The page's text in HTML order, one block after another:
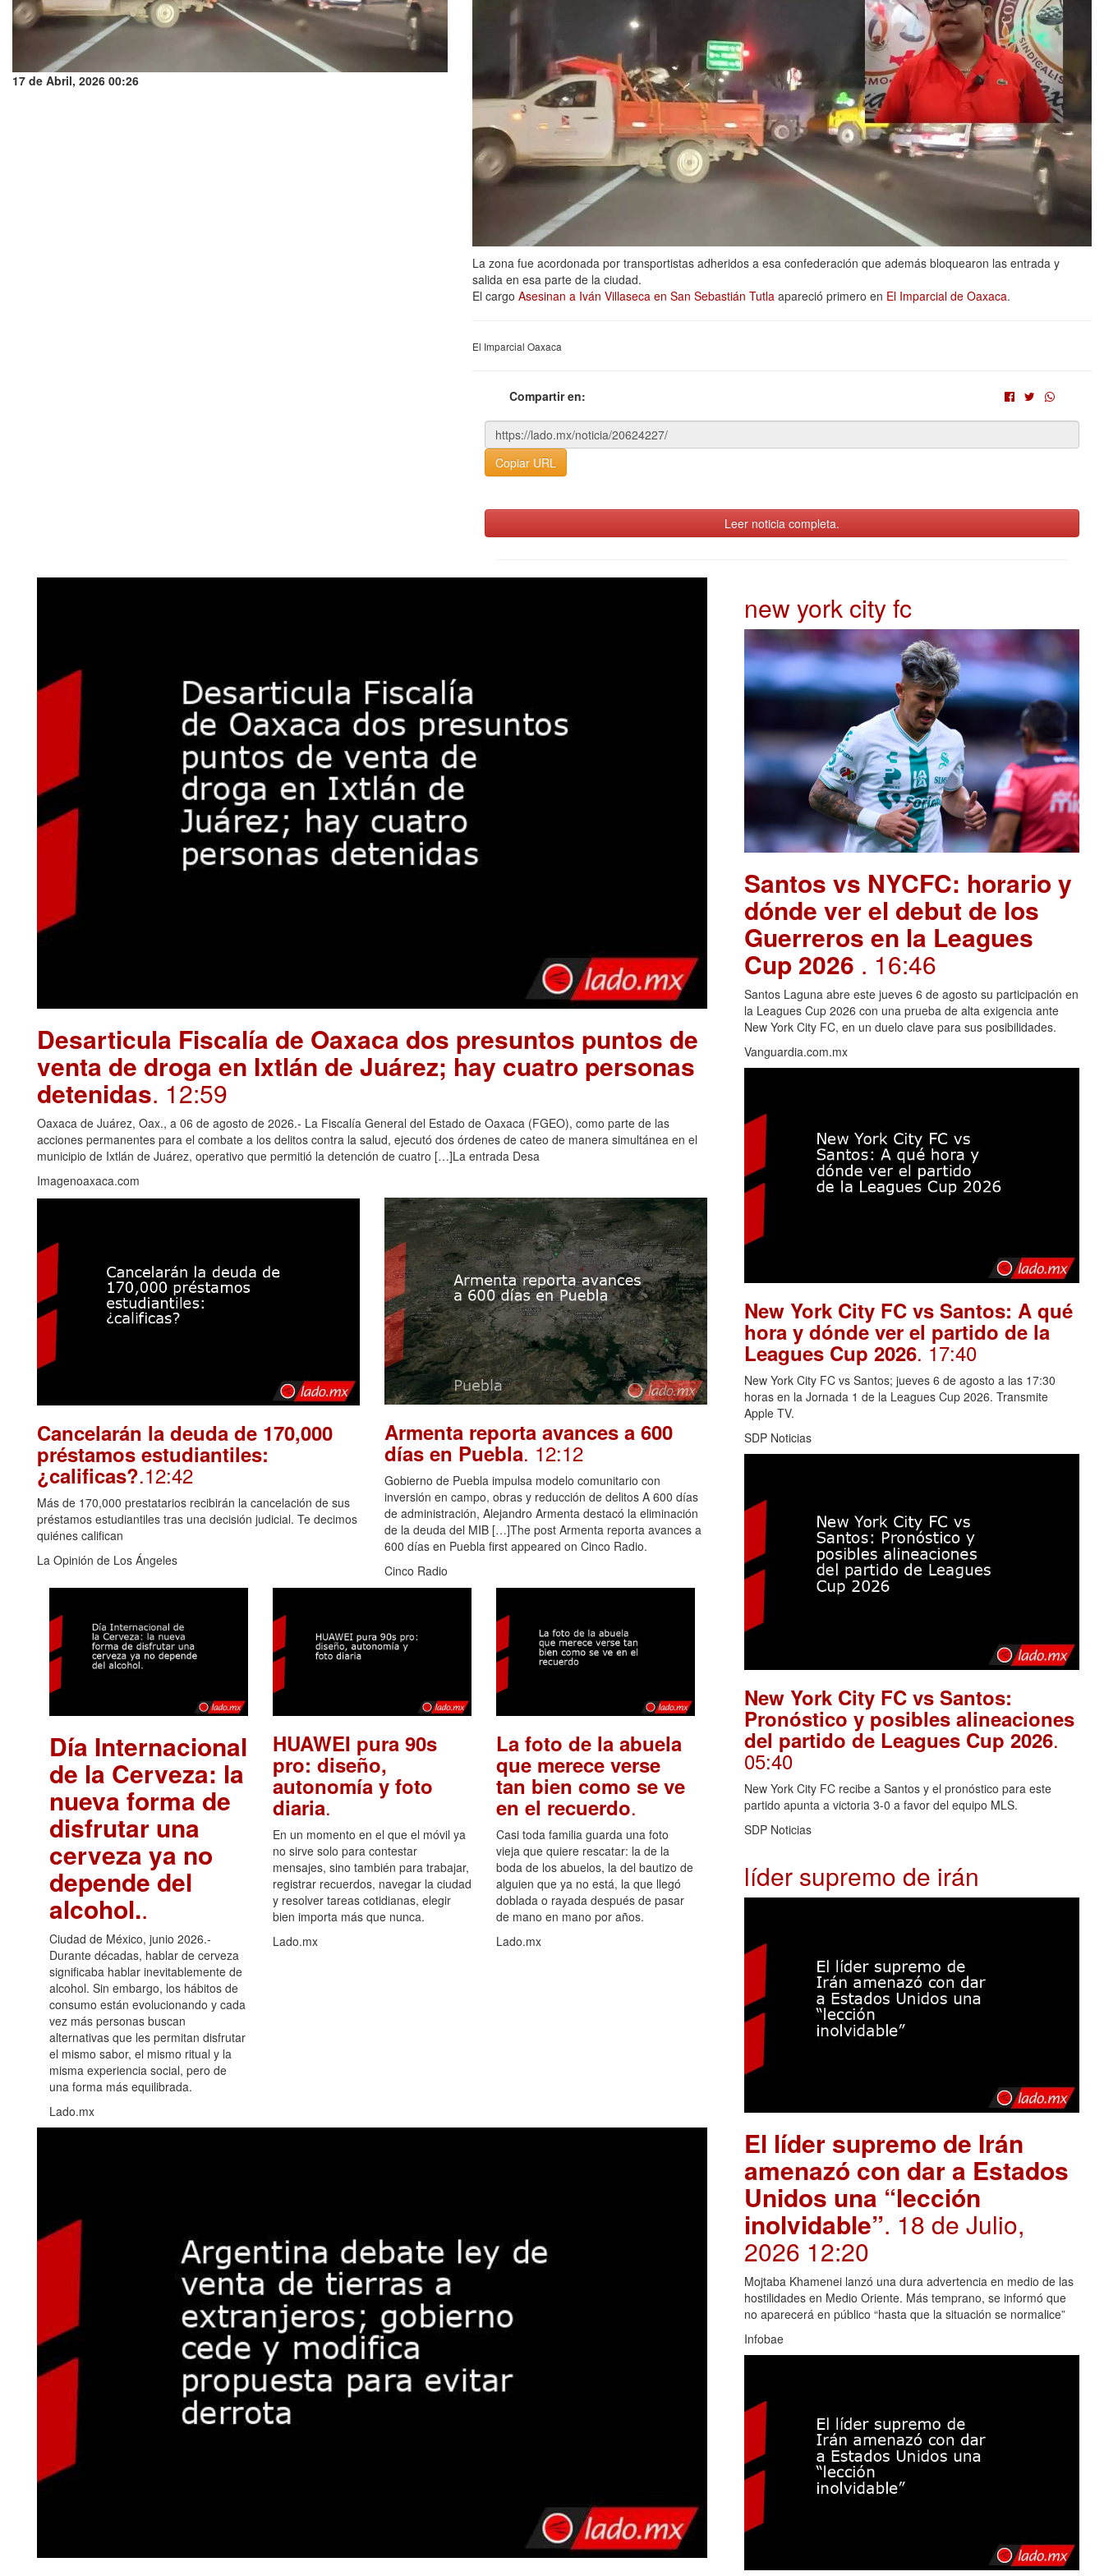
17 de Abril, 2026 00:26
La zona fue acordonada por transportistas adheridos a esa confederación que además bloquearon las entrada y
salida en esa parte de la ciudad.
El cargo Asesinan a Iván Villaseca en San Sebastián Tutla apareció primero en El Imparcial de Oaxaca.
El Imparcial Oaxaca
Compartir en:
Copiar URL
Leer noticia completa.
Desarticula Fiscalía de Oaxaca dos presuntos puntos de
venta de droga en Ixtlán de Juárez; hay cuatro personas
detenidas. 12:59
Oaxaca de Juárez, Oax., a 06 de agosto de 2026.- La Fiscalía General del Estado de Oaxaca (FGEO), como parte de las
acciones permanentes para el combate a los delitos contra la salud, ejecutó dos órdenes de cateo de manera simultánea en el
municipio de Ixtlán de Juárez, operativo que permitió la detención de cuatro […]La entrada Desa
Imagenoaxaca.com
Cancelarán la deuda de 170,000
préstamos estudiantiles:
¿calificas?.12:42
Más de 170,000 prestatarios recibirán la cancelación de sus
préstamos estudiantiles tras una decisión judicial. Te decimos
quiénes califican
La Opinión de Los Ángeles
Armenta reporta avances a 600
días en Puebla. 12:12
Gobierno de Puebla impulsa modelo comunitario con
inversión en campo, obras y reducción de delitos A 600 días
de administración, Alejandro Armenta destacó la eliminación
de la deuda del MIB […]The post Armenta reporta avances a
600 días en Puebla first appeared on Cinco Radio.
Cinco Radio
Día Internacional
de la Cerveza: la
nueva forma de
disfrutar una
cerveza ya no
depende del
alcohol..
Ciudad de México, junio 2026.-
Durante décadas, hablar de cerveza
significaba hablar inevitablemente de
alcohol. Sin embargo, los hábitos de
consumo están evolucionando y cada
vez más personas buscan
alternativas que les permitan disfrutar
el mismo sabor, el mismo ritual y la
misma experiencia social, pero de
una forma más equilibrada.
Lado.mx
HUAWEI pura 90s
pro: diseño,
autonomía y foto
diaria.
En un momento en el que el móvil ya
no sirve solo para contestar
mensajes, sino también para trabajar,
registrar recuerdos, navegar la ciudad
y resolver tareas cotidianas, elegir
bien importa más que nunca.
Lado.mx
La foto de la abuela
que merece verse
tan bien como se ve
en el recuerdo.
Casi toda familia guarda una foto
vieja que quiere rescatar: la de la
boda de los abuelos, la del bautizo de
alguien que ya no está, la que llegó
doblada o rayada después de pasar
de mano en mano por años.
Lado.mx
new york city fc
Santos vs NYCFC: horario y
dónde ver el debut de los
Guerreros en la Leagues
Cup 2026 . 16:46
Santos Laguna abre este jueves 6 de agosto su participación en
la Leagues Cup 2026 con una prueba de alta exigencia ante
New York City FC, en un duelo clave para sus posibilidades.
Vanguardia.com.mx
New York City FC vs Santos: A qué
hora y dónde ver el partido de la
Leagues Cup 2026. 17:40
New York City FC vs Santos; jueves 6 de agosto a las 17:30
horas en la Jornada 1 de la Leagues Cup 2026. Transmite
Apple TV.
SDP Noticias
New York City FC vs Santos:
Pronóstico y posibles alineaciones
del partido de Leagues Cup 2026.
05:40
New York City FC recibe a Santos y el pronóstico para este
partido apunta a victoria 3-0 a favor del equipo MLS.
SDP Noticias
líder supremo de irán
El líder supremo de Irán
amenazó con dar a Estados
Unidos una “lección
inolvidable”. 18 de Julio,
2026 12:20
Mojtaba Khamenei lanzó una dura advertencia en medio de las
hostilidades en Medio Oriente. Más temprano, se informó que
no aparecerá en público “hasta que la situación se normalice”
Infobae